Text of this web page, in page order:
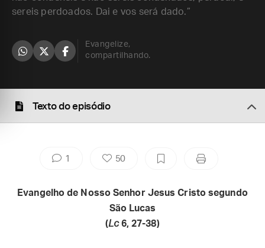
sereis perdoados. Dai e vos será dado.”
Evangelize,
compartilhando.
Texto do episódio
1 50
Evangelho de Nosso Senhor Jesus Cristo segundo
São Lucas
(Lc6, 27-38)